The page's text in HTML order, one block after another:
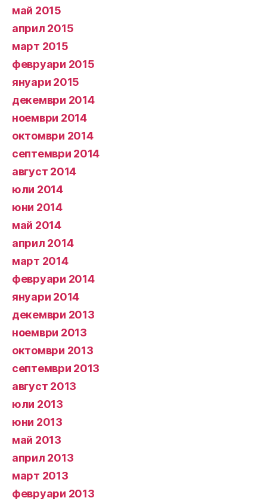
май 2015
април 2015
март 2015
февруари 2015
януари 2015
декември 2014
ноември 2014
октомври 2014
септември 2014
август 2014
юли 2014
юни 2014
май 2014
април 2014
март 2014
февруари 2014
януари 2014
декември 2013
ноември 2013
октомври 2013
септември 2013
август 2013
юли 2013
юни 2013
май 2013
април 2013
март 2013
февруари 2013